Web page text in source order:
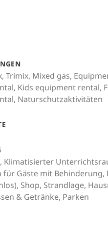
Trimix, Mixed gas,
Kids equipment rental,
Naturschutzaktivitäten
Klimatisierter
für Gäste mit Behinderung,
Shop, Strandlage,
& Getränke, Parken